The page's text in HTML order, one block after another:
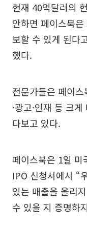
현재 40억달러의
안하면 페이스북
보할 수 있게 된다
했다.
전문가들은 페이
·광고·인재 등 크
다보고 있다.
페이스북은 1일 미
IPO 신청서에서 “
있는 매출을 올리
수 있을 지 증명하